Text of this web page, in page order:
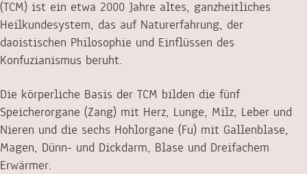
(TCM) ist ein etwa 2000 Jahre altes, ganzheitliches
Heilkundesystem, das auf Naturerfahrung, der
daoistischen Philosophie und Einflüssen des
Konfuzianismus beruht.
Die körperliche Basis der TCM bilden die fünf
Speicherorgane (Zang) mit Herz, Lunge, Milz, Leber und
Nieren und die sechs Hohlorgane (Fu) mit Gallenblase,
Magen, Dünn- und Dickdarm, Blase und Dreifachem
Erwärmer.